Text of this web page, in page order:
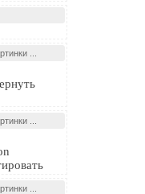
...
...
...